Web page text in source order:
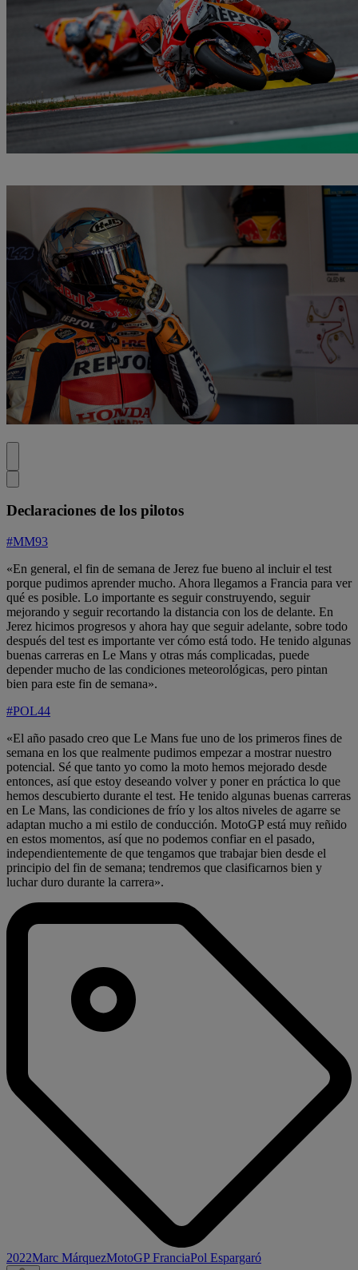
Declaraciones de los pilotos
#MM93
«En general, el fin de semana de Jerez fue bueno al incluir el test
porque pudimos aprender mucho. Ahora llegamos a Francia para ver
qué es posible. Lo importante es seguir construyendo, seguir
mejorando y seguir recortando la distancia con los de delante. En
Jerez hicimos progresos y ahora hay que seguir adelante, sobre todo
después del test es importante ver cómo está todo. He tenido algunas
buenas carreras en Le Mans y otras más complicadas, puede
depender mucho de las condiciones meteorológicas, pero pintan
bien para este fin de semana».
#POL44
«El año pasado creo que Le Mans fue uno de los primeros fines de
semana en los que realmente pudimos empezar a mostrar nuestro
potencial. Sé que tanto yo como la moto hemos mejorado desde
entonces, así que estoy deseando volver y poner en práctica lo que
hemos descubierto durante el test. He tenido algunas buenas carreras
en Le Mans, las condiciones de frío y los altos niveles de agarre se
adaptan mucho a mi estilo de conducción. MotoGP está muy reñido
en estos momentos, así que no podemos confiar en el pasado,
independientemente de que tengamos que trabajar bien desde el
principio del fin de semana; tendremos que clasificarnos bien y
luchar duro durante la carrera».
2022Marc MárquezMotoGP FranciaPol Espargaró